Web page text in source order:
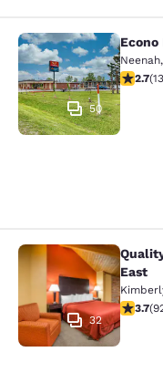
Econo Lodge
50
Econo
Neenah,
2.68-
2.7(
Quality Inn
32
East
3.74-
3.7(